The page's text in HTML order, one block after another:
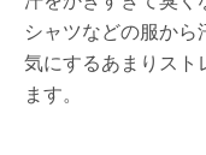
シャツなどの服から
気にするあまりスト
ます。